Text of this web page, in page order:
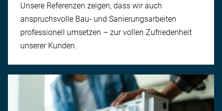
Unsere Referenzen zeigen, dass wir auch
anspruchsvolle Bau- und Sanierungs­arbeiten
professionell umsetzen – zur vollen Zufriedenheit
unserer Kunden.